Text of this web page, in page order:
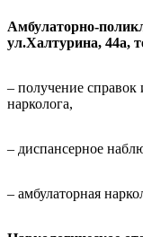
Амбулаторно-
ул.Халтурина, 44а,
– получение справок
нарколога,
– диспансерное
– амбулаторная